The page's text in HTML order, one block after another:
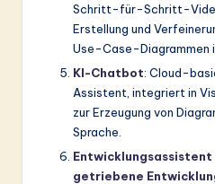
Schritt-für-Schritt-
Erstellung und
Use-Case-Diagrammen
KI-Chatbot: Cloud-
Assistent, integriert in
zur Erzeugung von
Sprache.
getriebene